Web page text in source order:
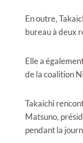
En outre,
bureau à deux
Elle a
de la coalition
Takaichi
Matsuno,
pendant la